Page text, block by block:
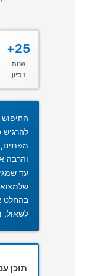
25+
שנות
ניסיון
החיפוש
להרגיש
מפתים,
והרבה
עד
שלמצוא
בהחלט
לשאול,
תוכן